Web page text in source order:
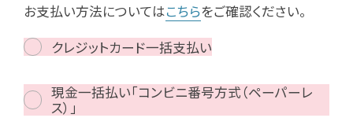
お支払い方法についてはこちらをご確認ください。
クレジットカード一括支払い
現金一括払い「コンビニ番号方式（ペーパーレ
ス）」